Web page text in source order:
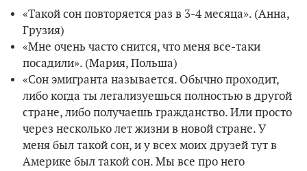
«Такой сон повторяется раз в 3-4 месяца». (Анна,
Грузия)
«Мне очень часто снится, что меня все-таки
посадили». (Мария, Польша)
«Сон эмигранта называется. Обычно проходит,
либо когда ты легализуешься полностью в другой
стране, либо получаешь гражданство. Или просто
через несколько лет жизни в новой стране. У
меня был такой сон, и у всех моих друзей тут в
Америке был такой сон. Мы все про него